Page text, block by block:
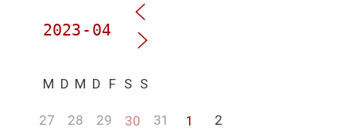
M D M D F S S
27 28 29 30 31 1
2